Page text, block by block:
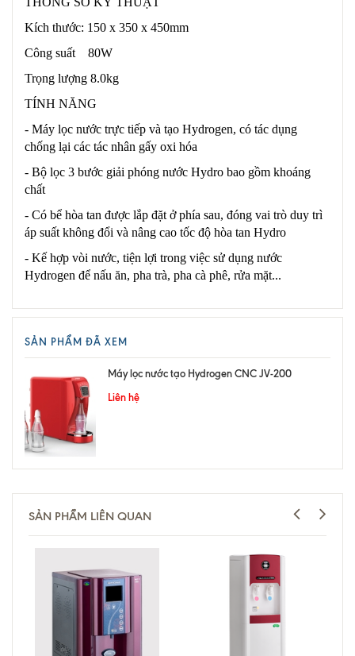
Kích thước: 150 x 350 x 450mm
Công suất 80W
Trọng lượng 8.0kg
TÍNH NĂNG
- Máy lọc nước trực tiếp và tạo Hydrogen, có tác dụng
chống lại các tác nhân gấy oxi hóa
- Bộ lọc 3 bước giải phóng nước Hydro bao gồm khoáng
chất
- Có bể hòa tan được lắp đặt ở phía sau, đóng vai trò duy trì
áp suất không đổi và nâng cao tốc độ hòa tan Hydro
- Kế hợp vòi nước, tiện lợi trong việc sử dụng nước
Hydrogen để nấu ăn, pha trà, pha cà phê, rửa mặt...
SẢN PHẨM ĐÃ XEM
Máy lọc nước tạo Hydrogen CNC JV-200
Liên hệ
SẢN PHẨM LIÊN QUAN